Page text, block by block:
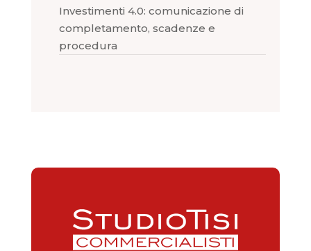
Investimenti 4.0: comunicazione di
completamento, scadenze e
procedura